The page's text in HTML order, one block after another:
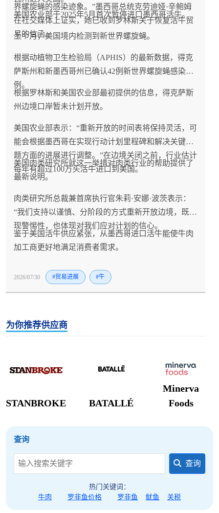
界螺旋蝇的感染迹象。”墨西哥总统克劳迪娅·辛鲍姆
在社交媒体上证实，她已收到罗林斯关于恢复活牛贸
易的信函。
美国农业部于2025年5月首次暂停进口墨西哥活牛。
上个月，美国境内检测到新世界螺旋蝇。
根据动植物卫生检验局（APHIS）的最新数据，得克
萨斯州和新墨西哥州已确认42例新世界螺旋蝇感染病
例。
根据罗林斯和美国农业部最初提供的信息，得克萨斯
州边境口岸暂未计划开放。
美国农业部表示：“重新开放的时间表将保持灵活，可
能会根据墨西哥在实现行动计划里程碑和解决关键问
题方面的进展进行调整。”在边境关闭之前，行业估计
每年有超过100万头活牛进口到美国。
美国肉类研究所就这一举措对肉类行业的帮助提供了
最新说明。
肉类研究所总裁兼首席执行官朱莉·安娜·波茨表示：
“我们支持以谨慎、分阶段的方式重新开放边境，既体
现警惕性，也体现对我们应对计划的信心。
鉴于美国活牛供应紧张，从墨西哥进口活牛能使牛肉
加工商更好地满足消费者需求。
2026/07/30 #贸易进展 #牛
为你推荐供应商
STANBROKE BATALLÉ
Minerva
Foods
查询
查询
热门关键词：
牛肉
罗非鱼价格 罗非鱼 鱿鱼 关税